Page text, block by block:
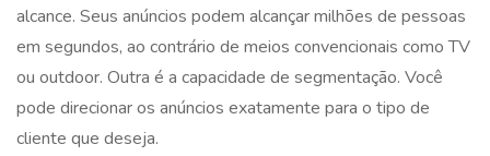
alcance. Seus anúncios podem alcançar milhões de pessoas
em segundos, ao contrário de meios convencionais como TV
ou outdoor. Outra é a capacidade de segmentação. Você
pode direcionar os anúncios exatamente para o tipo de
cliente que deseja.